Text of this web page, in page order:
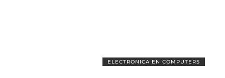
ELECTRONICA EN COMPUTERS